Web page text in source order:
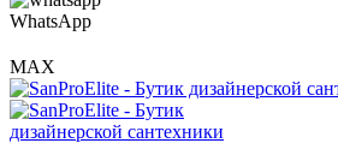
WhatsApp
MAX